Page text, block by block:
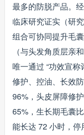
最多的防脱产品。
临床研究证实（研
组合可协同提升毛
（与头发角质层亲
唯一通过 “功效宣称
修护、控油、长效
96%，头皮屏障修
65%，生长期毛囊
能长达 72 小时，停